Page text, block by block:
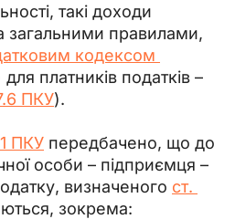
такі доходи
загальними правилами,
кодексом
платників податків –
ПКУ).
ПКУ передбачено, що до
особи – підприємця –
визначеного ст.
зокрема: